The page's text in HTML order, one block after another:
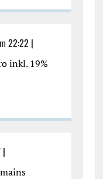
22:22 |
inkl. 19%
|